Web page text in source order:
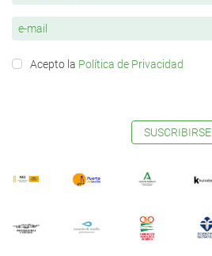
Acepto la Política de Privacidad
SUSCRIBIRSE